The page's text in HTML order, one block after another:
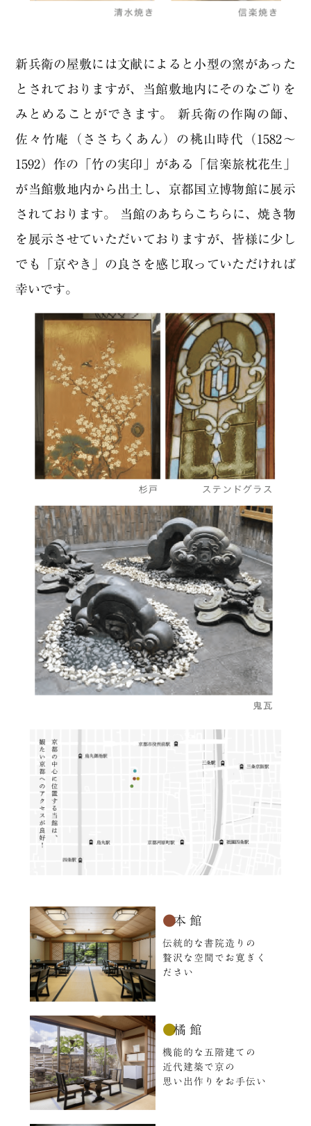
新兵衛の屋敷には文献によると小型の窯があった
とされておりますが、当館敷地内にそのなごりを
みとめることができます。 新兵衛の作陶の師、
佐々竹庵（ささちくあん）の桃山時代（1582～
1592）作の「竹の実印」がある「信楽旅枕花生」
が当館敷地内から出土し、京都国立博物館に展示
されております。 当館のあちらこちらに、焼き物
を展示させていただいておりますが、皆様に少し
でも「京やき」の良さを感じ取っていただければ
幸いです。
●本館
伝統的な書院造りの
贅沢な空間でお寛ぎく
ださい
●橘館
機能的な五階建ての
近代建築で京の
思い出作りをお手伝い